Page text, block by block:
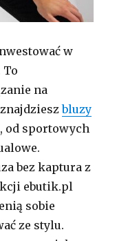
w
To
na
bluzy
od sportowych
bez kaptura z
ebutik.pl
sobie
ze stylu.